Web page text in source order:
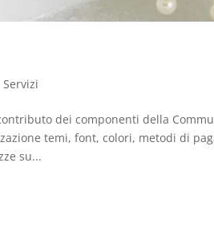
Servizi
dei componenti della
temi, font, colori, metodi di
su...